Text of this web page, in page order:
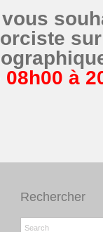
08h00 à
Rechercher